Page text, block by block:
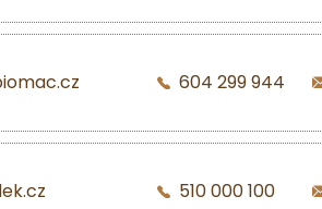
604 299 944
510 000 100